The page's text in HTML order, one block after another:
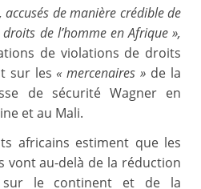
de manière crédible de
de l’homme en Afrique »,
de violations de droits
sur les« mercenaires » de la
de sécurité Wagner en
et au Mali.
africains estiment que les
vont au-delà de la réduction
sur le continent et de la